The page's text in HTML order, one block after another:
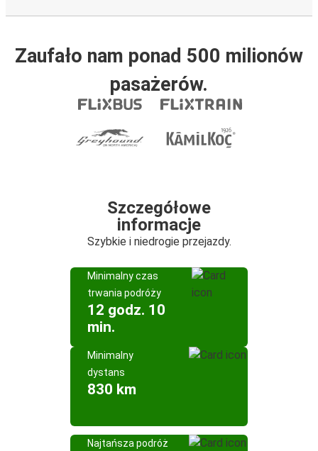
Zaufało nam ponad 500 milionów
pasażerów.
Szczegółowe
informacje
Szybkie i niedrogie przejazdy.
Minimalny czas
trwania podróży
12 godz. 10
min.
Minimalny
dystans
830 km
Najtańsza podróż